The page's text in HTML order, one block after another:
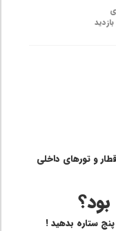
و تورهای داخلی
ستاره بدهید !